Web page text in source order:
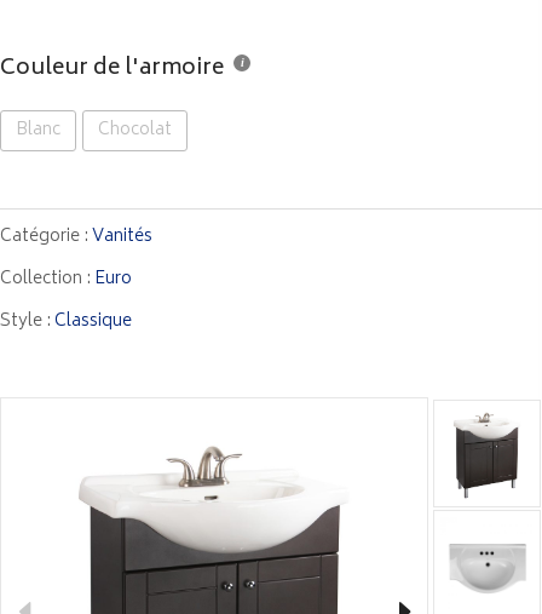
Couleur de l'armoire
Blanc Chocolat
Catégorie :Vanités
Collection : Euro
Style :Classique